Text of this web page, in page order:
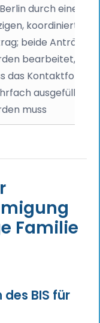
durch einen
koordinierten
beide Anträge
bearbeitet,
das
ausgefüllt
muss
Familie
BIS für